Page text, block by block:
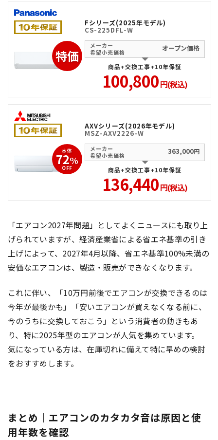
特価
Fシリーズ(2025年モデル)
CS-225DFL-W
メーカー
希望小売価格
オープン価格
商品+交換工事+10年保証
100,800円(税込)
本体
72%
OFF
AXVシリーズ(2026年モデル)
MSZ-AXV2226-W
メーカー
希望小売価格
363,000円
商品+交換工事+10年保証
136,440円(税込)
「エアコン2027年問題」としてよくニュースにも取り上
げられていますが、経済産業省による省エネ基準の引き
上げによって、2027年4月以降、省エネ基準100%未満の
安価なエアコンは、製造・販売ができなくなります。
これに伴い、「10万円前後でエアコンが交換できるのは
今年が最後かも」「安いエアコンが買えなくなる前に、
今のうちに交換しておこう」という消費者の動きもあ
り、特に2025年型のエアコンが人気を集めています。
気になっている方は、在庫切れに備えて特に早めの検討
をおすすめします。
まとめ｜エアコンのカタカタ音は原因と使
用年数を確認